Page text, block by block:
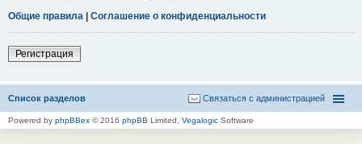
Общие правила | Соглашение о конфиденциальности
Регистрация
Список разделов Связаться с администрацией
Powered by phpBBex © 2016 phpBB Limited, Vegalogic Software